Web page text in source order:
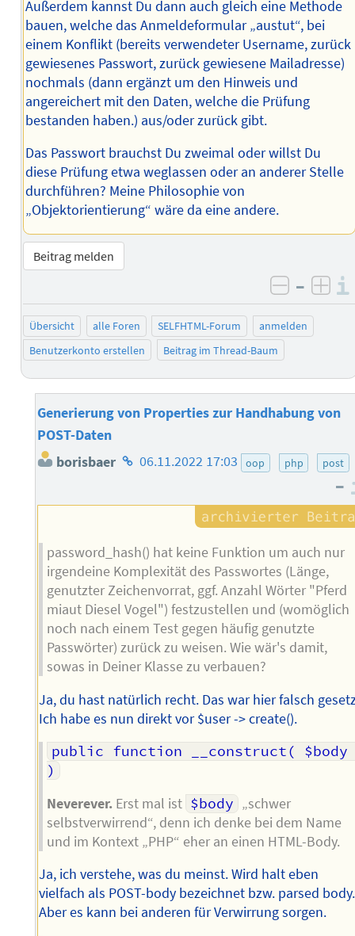
Außerdem kannst Du dann auch gleich eine Methode
bauen, welche das Anmeldeformular „austut“, bei
einem Konflikt (bereits verwendeter Username, zurück
gewiesenes Passwort, zurück gewiesene Mailadresse)
nochmals (dann ergänzt um den Hinweis und
angereichert mit den Daten, welche die Prüfung
bestanden haben.) aus/oder zurück gibt.
Das Passwort brauchst Du zweimal oder willst Du
diese Prüfung etwa weglassen oder an anderer Stelle
durchführen? Meine Philosophie von
„Objektorientierung“ wäre da eine andere.
Beitrag melden
negativ
–
Übersicht alle Foren SELFHTML-Forum
anmelden
Benutzerkonto erstellen
Beitrag im Thread-Baum
Generierung von Properties zur Handhabung von
POST-Daten
borisbaer Homepage
Autors
06.11.2022 17:03 oop php post
–
password_hash() hat keine Funktion um auch nur
irgendeine Komplexität des Passwortes (Länge,
genutzter Zeichenvorrat, ggf. Anzahl Wörter "Pferd
miaut Diesel Vogel") festzustellen und (womöglich
noch nach einem Test gegen häufig genutzte
Passwörter) zurück zu weisen. Wie wär's damit,
sowas in Deiner Klasse zu verbauen?
Ja, du hast natürlich recht. Das war hier falsch
Ich habe es nun direkt vor $user -> create().
public function __construct( $body
)
Neverever. Erst mal ist $body „schwer
selbstverwirrend“, denn ich denke bei dem Name
und im Kontext „PHP“ eher an einen HTML-Body.
Ja, ich verstehe, was du meinst. Wird halt eben
vielfach als POST-body bezeichnet bzw. parsed body.
Aber es kann bei anderen für Verwirrung sorgen.